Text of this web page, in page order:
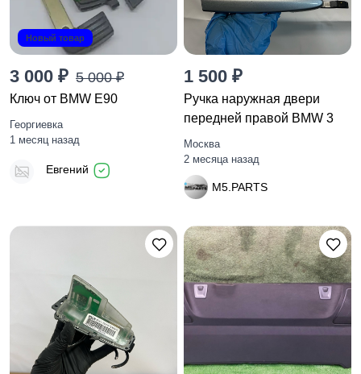
Новый товар
3 000 ₽ 5 000 ₽
Ключ от BMW E90
Георгиевка
1 месяц назад
Евгений
1 500 ₽
Ручка наружная двери
передней правой BMW 3
Москва
2 месяца назад
M5.PARTS